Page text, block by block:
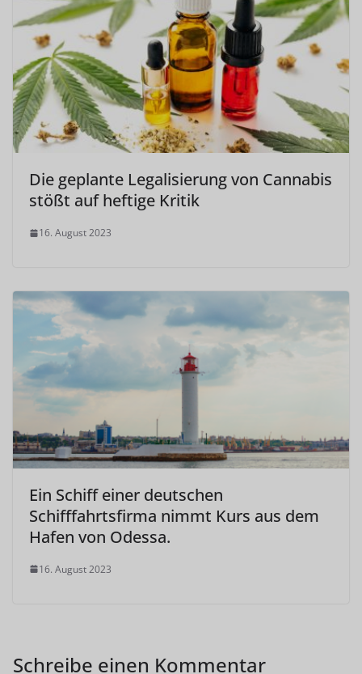
Die geplante Legalisierung von Cannabis
stößt auf heftige Kritik
16. August 2023
Ein Schiff einer deutschen
Schifffahrtsfirma nimmt Kurs aus dem
Hafen von Odessa.
16. August 2023
Schreibe einen Kommentar